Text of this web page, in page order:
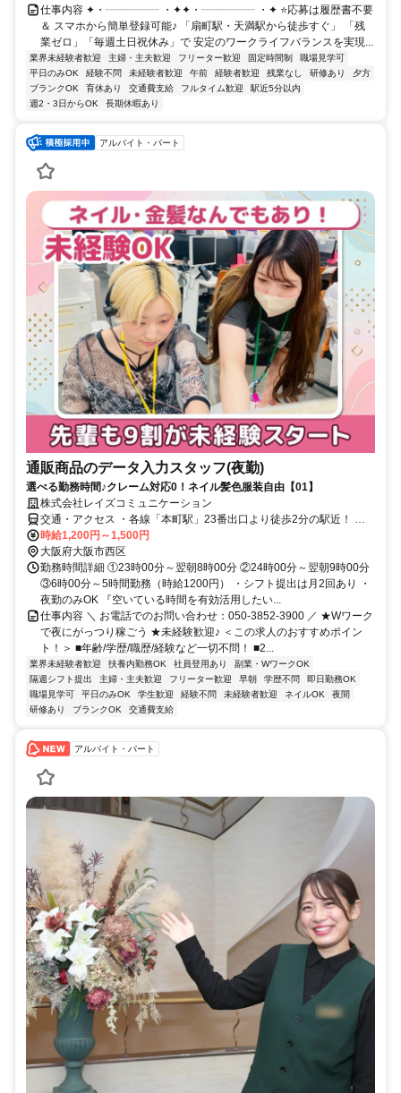
仕事内容 ✦・┈┈┈┈┈ ・✦✦・┈┈┈┈┈ ・✦ ⭐応募は履歴書不要
＆ スマホから簡単登録可能♪ 「扇町駅・天満駅から徒歩すぐ」 「残
業ゼロ」「毎週土日祝休み」で 安定のワークライフバランスを実現...
業界未経験者歓迎 主婦・主夫歓迎 フリーター歓迎 固定時間制
職場見学可
平日のみOK
経験不問 未経験者歓迎 午前 経験者歓迎 残業なし 研修あり
夕方
ブランクOK
育休あり 交通費支給 フルタイム歓迎
駅近5分以内
週2・3日からOK
長期休暇あり
アルバイト・パート
通販商品のデータ入力スタッフ(夜勤)
選べる勤務時間♪クレーム対応0！ネイル髪色服装自由【01】
株式会社レイズコミュニケーション
交通・アクセス ・各線「本町駅」23番出口より徒歩2分の駅近！ ・
長堀鶴見緑地線「西大橋駅」より徒歩10分 ・四ツ橋線「四ツ橋駅」
より徒歩10分 ・御堂筋線「心斎橋駅」より徒歩10分
時給1,200円～1,500円
大阪府大阪市西区
勤務時間詳細 ①23時00分～翌朝8時00分 ②24時00分～翌朝9時00分
③6時00分～5時間勤務（時給1200円） ・シフト提出は月2回あり ・
夜勤のみOK 『空いている時間を有効活用したい...
仕事内容 ＼ お電話でのお問い合わせ：050-3852-3900 ／ ★Wワーク
で夜にがっつり稼ごう ★未経験歓迎♪ ＜この求人のおすすめポイン
ト！＞ ■年齢/学歴/職歴/経験など一切不問！ ■2...
業界未経験者歓迎 扶養内勤務OK 社員登用あり
副業・WワークOK
隔週シフト提出
主婦・主夫歓迎 フリーター歓迎 早朝 学歴不問
即日勤務OK
職場見学可
平日のみOK 学生歓迎 経験不問 未経験者歓迎 ネイルOK
夜間
研修あり
ブランクOK 交通費支給
アルバイト・パート